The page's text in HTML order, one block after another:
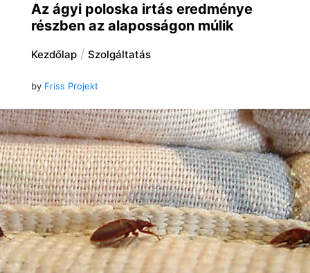
Az ágyi poloska irtás eredménye
részben az alaposságon múlik
Kezdőlap Szolgáltatás
by Friss Projekt